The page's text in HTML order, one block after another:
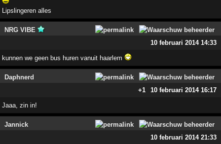
Lipslingeren alles
NRG VIBE
10 februari 2014 14:33
kunnen we geen bus huren vanuit haarlem
Daphnerd
+1
10 februari 2014 16:17
Jaaa, zin in!
Jannick
10 februari 2014 21:33